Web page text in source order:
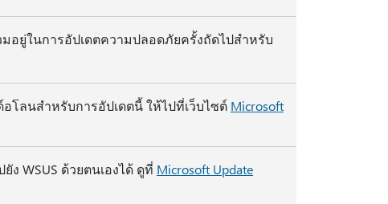
อยู่ในการอัปเดตความปลอดภัยครั้งถัดไปสําหรับ
โลนสำหรับการอัปเดตนี้ ให้ไปที่เว็บไซต์ Microsoft
WSUS ด้วยตนเองได้ ดูที่ Microsoft Update